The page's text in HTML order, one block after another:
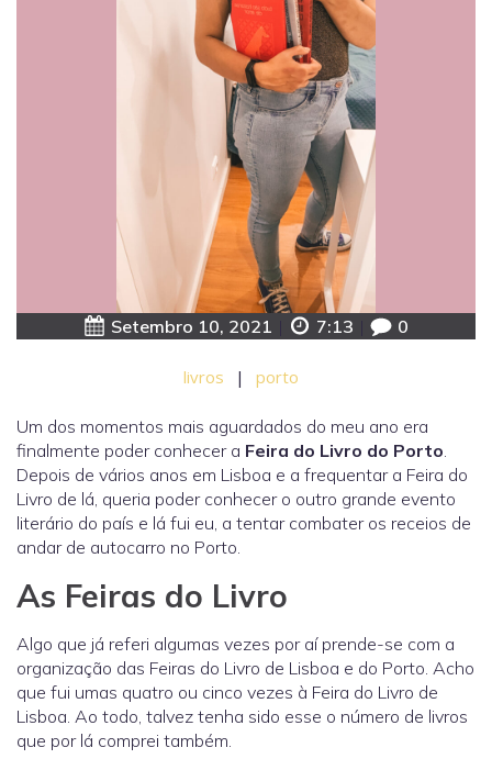
Setembro 10, 2021 7:13 0
livros | porto
Um dos momentos mais aguardados do meu ano era
finalmente poder conhecer a Feira do Livro do Porto.
Depois de vários anos em Lisboa e a frequentar a Feira do
Livro de lá, queria poder conhecer o outro grande evento
literário do país e lá fui eu, a tentar combater os receios de
andar de autocarro no Porto.
As Feiras do Livro
Algo que já referi algumas vezes por aí prende-se com a
organização das Feiras do Livro de Lisboa e do Porto. Acho
que fui umas quatro ou cinco vezes à Feira do Livro de
Lisboa. Ao todo, talvez tenha sido esse o número de livros
que por lá comprei também.